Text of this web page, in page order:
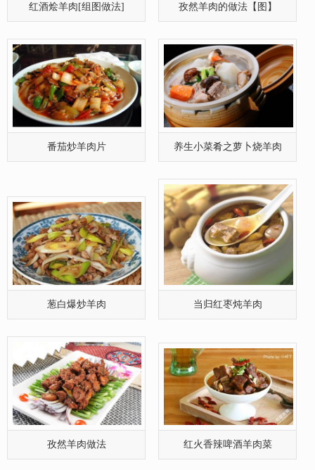
红酒烩羊肉[组图做法] 孜然羊肉的做法【图】
番茄炒羊肉片 养生小菜肴之萝卜烧羊肉
葱白爆炒羊肉 当归红枣炖羊肉
孜然羊肉做法 红火香辣啤酒羊肉菜